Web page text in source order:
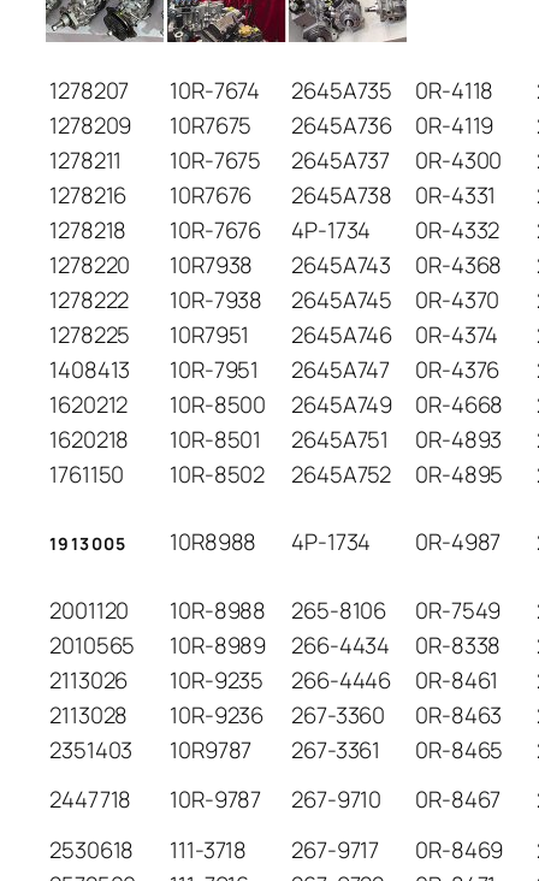
1278207 10R-7674 2645A735 0R-4118
1278209
10R7675 2645A736 0R-4119
1278211
10R-7675 2645A737 0R-4300
1278216
10R7676 2645A738 0R-4331
1278218
10R-7676 4P-1734 0R-4332
1278220
10R7938 2645A743 0R-4368
1278222
10R-7938 2645A745 0R-4370
1278225
10R7951 2645A746 0R-4374
1408413
10R-7951 2645A747 0R-4376
1620212
10R-8500 2645A749 0R-4668
1620218
10R-8501 2645A751 0R-4893
1761150
10R-8502 2645A752 0R-4895
1913005 10R8988 4P-1734 0R-4987
2001120 10R-8988 265-8106 0R-7549
2010565
10R-8989 266-4434 0R-8338
2113026
10R-9235 266-4446 0R-8461
2113028
10R-9236 267-3360 0R-8463
2351403
10R9787 267-3361 0R-8465
2447718
10R-9787 267-9710 0R-8467
2530618
111-3718 267-9717 0R-8469